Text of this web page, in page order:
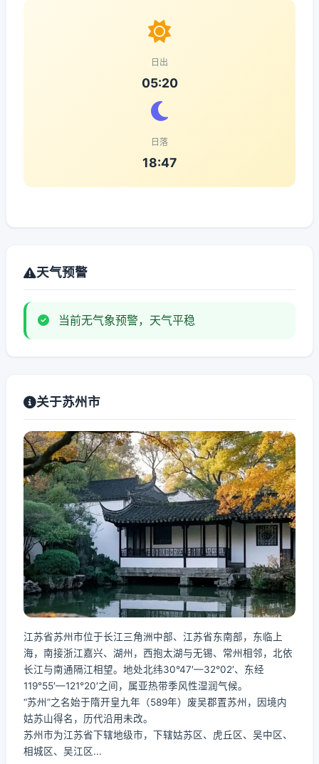
日出
05:20
日落
18:47
天气预警
当前无气象预警，天气平稳
关于苏州市
江苏省苏州市位于长江三角洲中部、江苏省东南部，东临上
海，南接浙江嘉兴、湖州，西抱太湖与无锡、常州相邻，北依
长江与南通隔江相望。地处北纬30°47′—32°02′、东经
119°55′—121°20′之间，属亚热带季风性湿润气候。
“苏州”之名始于隋开皇九年（589年）废吴郡置苏州，因境内
姑苏山得名，历代沿用未改。
苏州市为江苏省下辖地级市，下辖姑苏区、虎丘区、吴中区、
相城区、吴江区...